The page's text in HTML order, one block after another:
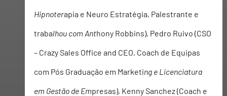
Hipnoterapia e Neuro Estratégia, Palestrante e
trabalhou com Anthony Robbins), Pedro Ruivo (CSO
– Crazy Sales Office and CEO, Coach de Equipas
com Pós Graduação em Marketing e Licenciatura
em Gestão de Empresas), Kenny Sanchez (Coach e